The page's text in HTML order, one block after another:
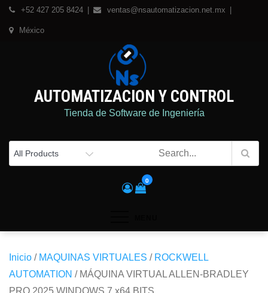
Skip
+52 427 205 8424 ventas@nsautomatizacion.net.mx
México
AUTOMATIZACION Y CONTROL
Tienda de Software de Ingeniería
0
Inicio / MAQUINAS VIRTUALES / ROCKWELL
AUTOMATION / MÁQUINA VIRTUAL ALLEN-BRADLEY
PRO 2025 WINDOWS 7 x64 BITS